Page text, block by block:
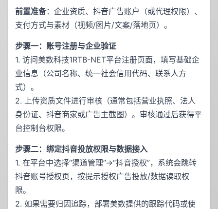
前置准备：企业资质、抖音广告账户（或代理权限）、
支付方式与素材（视频/图片/文案/落地页）。
步骤一：账号注册与企业验证
1. 访问美数科技1RTB-NET平台注册页面，填写基础企
业信息（公司名称、统一社会信用代码、联系人方
式）。
2. 上传资质文件进行审核（通常包括营业执照、法人
身份证、抖音商家或广告主截图）。审核通过后获得平
台控制台权限。
步骤二：绑定抖音投放权限与数据接入
1. 在平台中选择“渠道管理”->“抖音授权”，系统会跳转
抖音账号授权页，按提示授权广告投放/数据读取权
限。
2. 如果需要归因追踪，部署美数提供的跟踪代码或使